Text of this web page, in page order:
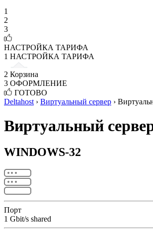
1
2
3
НАСТРОЙКА ТАРИФА
1 НАСТРОЙКА ТАРИФА
2 Корзина
3 ОФОРМЛЕНИЕ
ГОТОВО
Deltahost › Виртуальный сервер ›
Виртуальный
WINDOWS-32
Порт
1 Gbit/s shared